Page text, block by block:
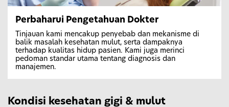
Perbaharui Pengetahuan Dokter
Tinjauan kami mencakup penyebab dan mekanisme di
balik masalah kesehatan mulut, serta dampaknya
terhadap kualitas hidup pasien. Kami juga merinci
pedoman standar utama tentang diagnosis dan
manajemen.
Kondisi kesehatan gigi & mulut